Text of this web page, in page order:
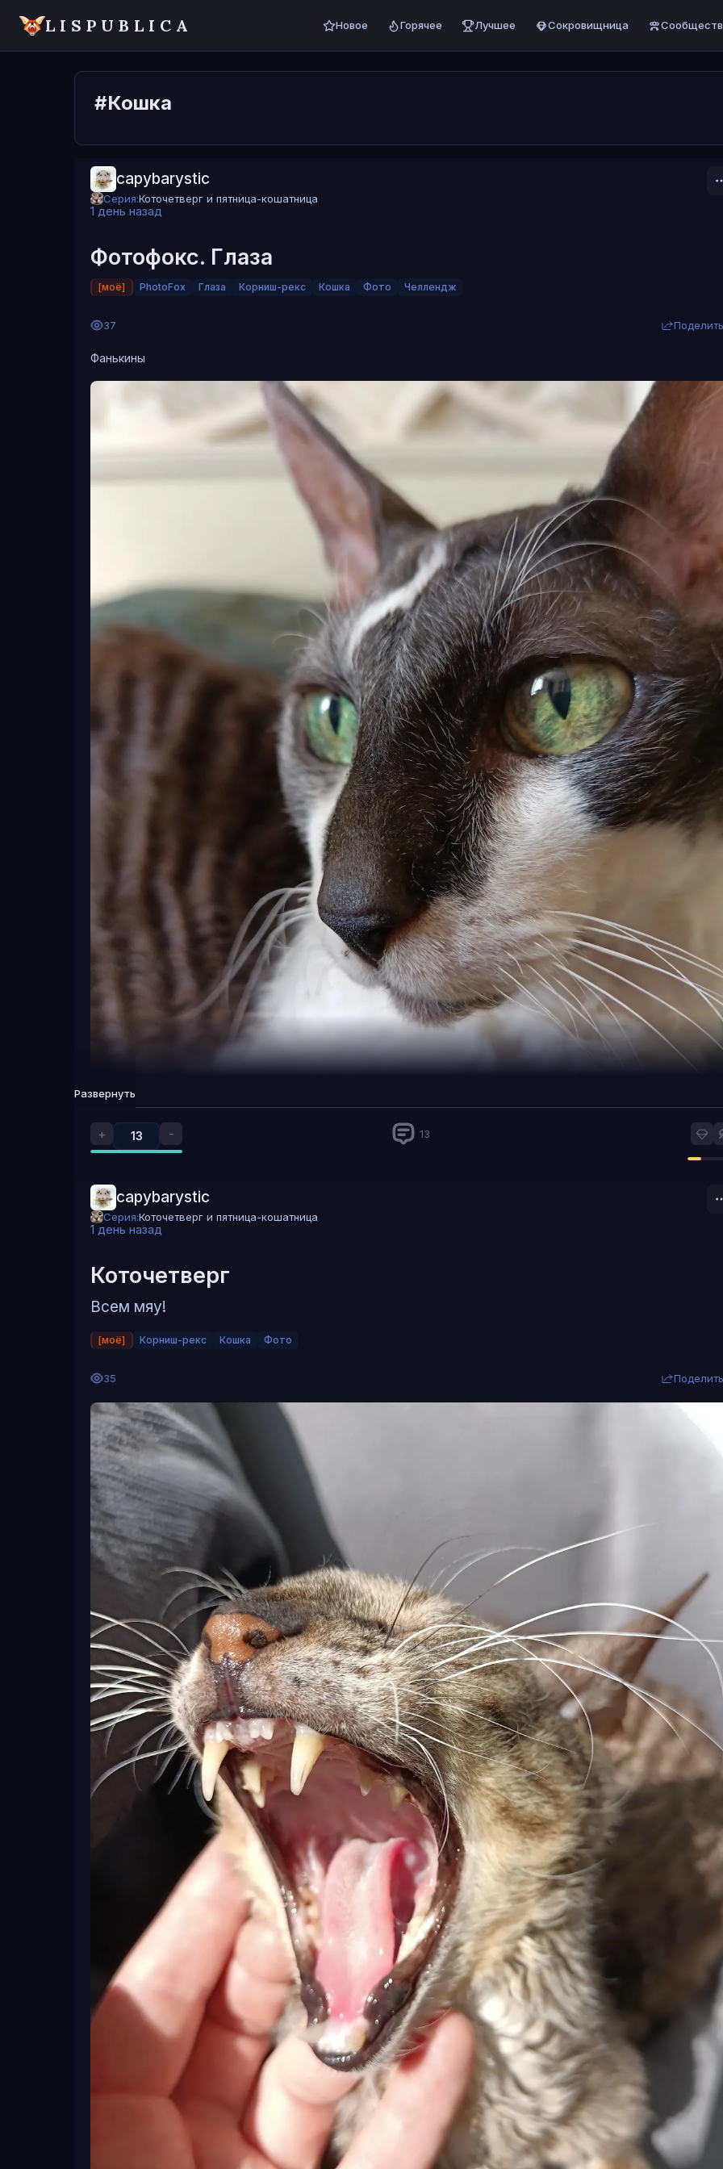
LISPUBLICA Новое Горячее Лучшее Сокровищница
#Кошка
capybarystic
Серия:Коточетверг и пятница-кошатница
1 день назад
Фотофокс. Глаза
[моё] PhotoFox Глаза Корниш-рекс Кошка Фото Челлендж
37
Фанькины
Развернуть
+ 13 - 13
capybarystic
Серия:Коточетверг и пятница-кошатница
1 день назад
Коточетверг
Всем мяу!
[моё] Корниш-рекс Кошка Фото
35